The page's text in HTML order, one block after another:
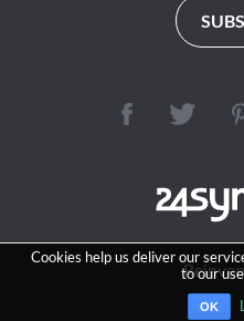
Cookies help us deliver our
to our
OK